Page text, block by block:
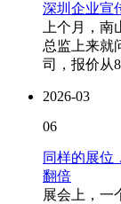
深圳企业宣
上个月，南
总监上来就
司，报价从
2026-03
06
同样的展位
翻倍
展会上，一